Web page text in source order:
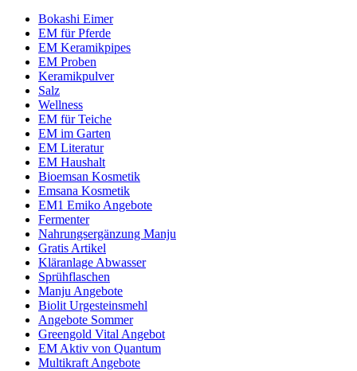
Bokashi Eimer
EM für Pferde
EM Keramikpipes
EM Proben
Keramikpulver
Salz
Wellness
EM für Teiche
EM im Garten
EM Literatur
EM Haushalt
Bioemsan Kosmetik
Emsana Kosmetik
EM1 Emiko Angebote
Fermenter
Nahrungsergänzung Manju
Gratis Artikel
Kläranlage Abwasser
Sprühflaschen
Manju Angebote
Biolit Urgesteinsmehl
Angebote Sommer
Greengold Vital Angebot
EM Aktiv von Quantum
Multikraft Angebote